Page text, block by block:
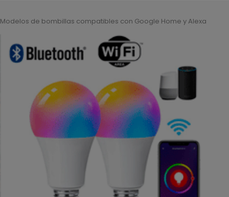
Modelos de bombillas compatibles con Google Home y Alexa